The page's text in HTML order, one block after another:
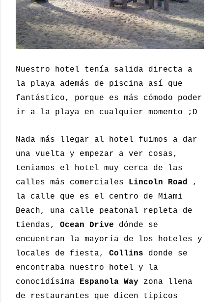
Nuestro hotel tenía salida directa a
la playa además de piscina así que
fantástico, porque es más cómodo poder
ir a la playa en cualquier momento ;D
Nada más llegar al hotel fuimos a dar
una vuelta y empezar a ver cosas,
teniamos el hotel muy cerca de las
calles más comerciales Lincoln Road ,
la calle que es el centro de Miami
Beach, una calle peatonal repleta de
tiendas, Ocean Drive dónde se
encuentran la mayoria de los hoteles y
locales de fiesta, Collins donde se
encontraba nuestro hotel y la
conocidísima Espanola Way zona llena
de restaurantes que dicen tipicos